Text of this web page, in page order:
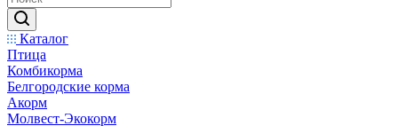
Каталог
Птица
Комбикорма
Белгородские корма
Акорм
Молвест-Экокорм